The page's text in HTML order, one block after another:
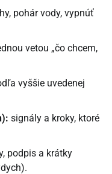
pohár vody, vypnúť
vetou „čo chcem,
vyššie uvedenej
signály a kroky, ktoré
podpis a krátky